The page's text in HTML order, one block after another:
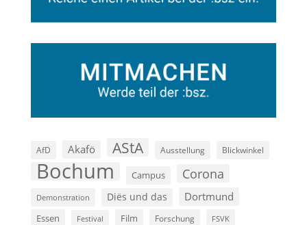
AfD Akafö AStA Ausstellung Blickwinkel
Bochum Campus Corona
Demonstration Diës und das Dortmund
Essen Festival Film Forschung FSVK